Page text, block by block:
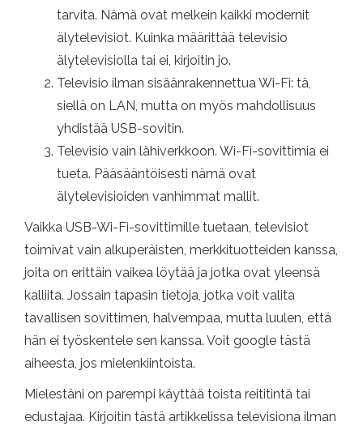
tarvita. Nämä ovat melkein kaikki modernit
älytelevisiot. Kuinka määrittää televisio
älytelevisiolla tai ei, kirjoitin jo.
Televisio ilman sisäänrakennettua Wi-Fi: tä,
siellä on LAN, mutta on myös mahdollisuus
yhdistää USB-sovitin.
Televisio vain lähiverkkoon. Wi-Fi-sovittimia ei
tueta. Pääsääntöisesti nämä ovat
älytelevisioiden vanhimmat mallit.
Vaikka USB-Wi-Fi-sovittimille tuetaan, televisiot
toimivat vain alkuperäisten, merkkituotteiden kanssa,
joita on erittäin vaikea löytää ja jotka ovat yleensä
kalliita. Jossain tapasin tietoja, jotka voit valita
tavallisen sovittimen, halvempaa, mutta luulen, että
hän ei työskentele sen kanssa. Voit google tästä
aiheesta, jos mielenkiintoista.
Mielestäni on parempi käyttää toista reititintä tai
edustajaa. Kirjoitin tästä artikkelissa televisiona ilman